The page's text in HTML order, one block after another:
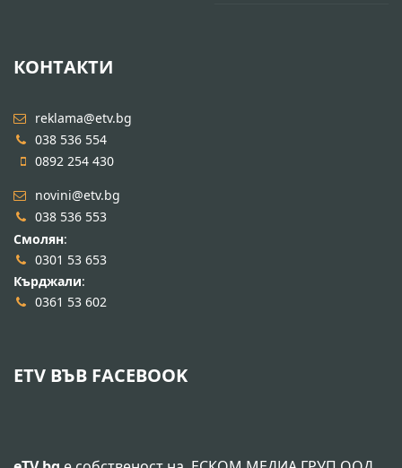
КОНТАКТИ
reklama@etv.bg
038 536 554
0892 254 430
novini@etv.bg
038 536 553
Смолян:
0301 53 653
Кърджали:
0361 53 602
ETV ВЪВ FACEBOOK